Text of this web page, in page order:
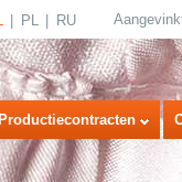
PL RU
Productiecontracten